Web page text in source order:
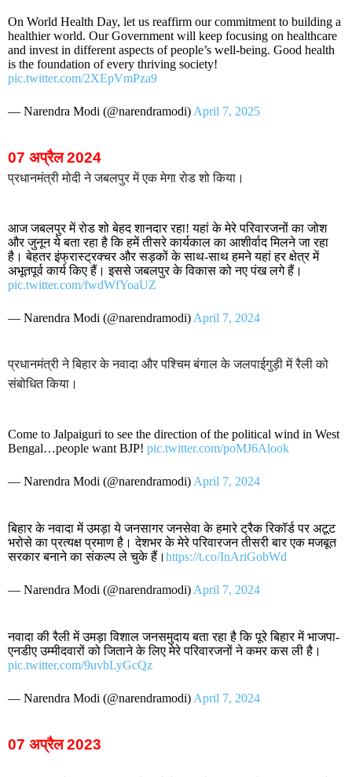
On World Health Day, let us reaffirm our commitment to building a
healthier world. Our Government will keep focusing on healthcare
and invest in different aspects of people’s well-being. Good health
is the foundation of every thriving society!
pic.twitter.com/2XEpVmPza9
— Narendra Modi (@narendramodi) April 7, 2025
07 अप्रैल 2024
प्रधानमंत्री मोदी ने जबलपुर में एक मेगा रोड शो किया।
आज जबलपुर में रोड शो बेहद शानदार रहा! यहां के मेरे परिवारजनों का जोश
और जुनून ये बता रहा है कि हमें तीसरे कार्यकाल का आशीर्वाद मिलने जा रहा
है। बेहतर इंफ्रास्ट्रक्चर और सड़कों के साथ-साथ हमने यहां हर क्षेत्र में
अभूतपूर्व कार्य किए हैं। इससे जबलपुर के विकास को नए पंख लगे हैं।
pic.twitter.com/fwdWfYoaUZ
— Narendra Modi (@narendramodi) April 7, 2024
प्रधानमंत्री ने बिहार के नवादा और पश्चिम बंगाल के जलपाईगुड़ी में रैली को
संबोधित किया।
Come to Jalpaiguri to see the direction of the political wind in West
Bengal…people want BJP! pic.twitter.com/poMJ6Alook
— Narendra Modi (@narendramodi) April 7, 2024
बिहार के नवादा में उमड़ा ये जनसागर जनसेवा के हमारे ट्रैक रिकॉर्ड पर अटूट
भरोसे का प्रत्यक्ष प्रमाण है। देशभर के मेरे परिवारजन तीसरी बार एक मजबूत
सरकार बनाने का संकल्प ले चुके हैं। https://t.co/InAriGobWd
— Narendra Modi (@narendramodi) April 7, 2024
नवादा की रैली में उमड़ा विशाल जनसमुदाय बता रहा है कि पूरे बिहार में भाजपा-
एनडीए उम्मीदवारों को जिताने के लिए मेरे परिवारजनों ने कमर कस ली है।
pic.twitter.com/9uvbLyGcQz
— Narendra Modi (@narendramodi) April 7, 2024
07 अप्रैल 2023